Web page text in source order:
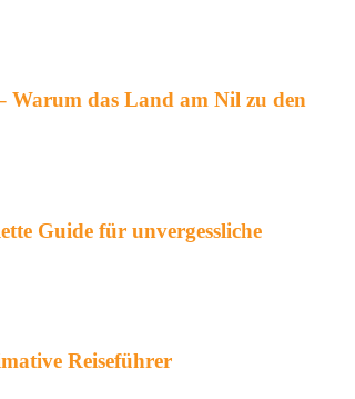
Warum das Land am Nil zu den
Guide für unvergessliche
Reiseführer